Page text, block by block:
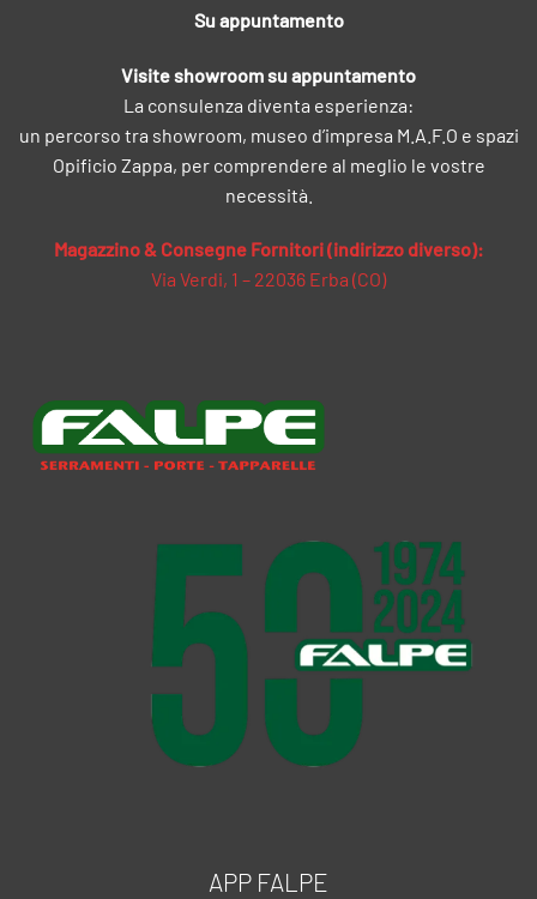
Su appuntamento
Visite showroom su appuntamento
La consulenza diventa esperienza:
un percorso tra showroom, museo d’impresa M.A.F.O e spazi
Opificio Zappa, per comprendere al meglio le vostre
necessità.
Magazzino & Consegne Fornitori (indirizzo diverso):
Via Verdi, 1 – 22036 Erba (CO)
APP FALPE